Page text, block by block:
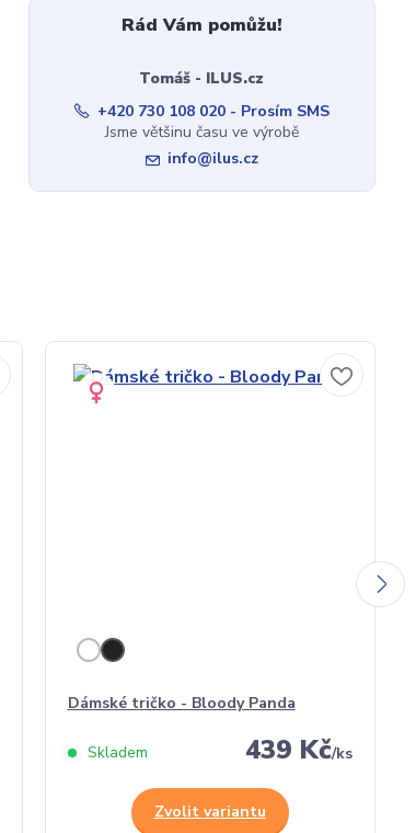
Rád Vám pomůžu!
Tomáš - ILUS.cz
+420 730 108 020 - Prosím SMS
Jsme většinu času ve výrobě
info@ilus.cz
Dámské tričko - Bloody Panda
439 Kč/ks
Skladem
Zvolit variantu